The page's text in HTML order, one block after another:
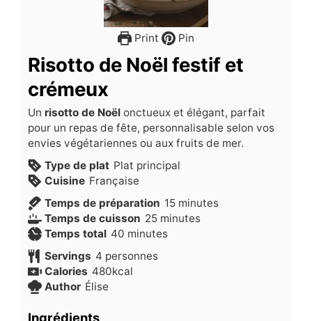
Print Pin
Risotto de Noël festif et
crémeux
Un risotto de Noël onctueux et élégant, parfait
pour un repas de fête, personnalisable selon vos
envies végétariennes ou aux fruits de mer.
Type de plat Plat principal
Cuisine Française
Temps de préparation 15minutes
minutes
Temps de cuisson 25minutes
minutes
Temps total 40minutes
minutes
Servings 4 personnes
Calories 480kcal
Author Élise
Ingrédients